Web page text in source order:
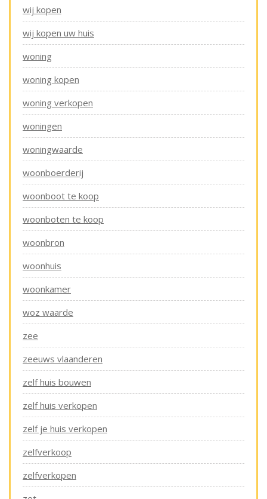
wij kopen
wij kopen uw huis
woning
woning kopen
woning verkopen
woningen
woningwaarde
woonboerderij
woonboot te koop
woonboten te koop
woonbron
woonhuis
woonkamer
woz waarde
zee
zeeuws vlaanderen
zelf huis bouwen
zelf huis verkopen
zelf je huis verkopen
zelfverkoop
zelfverkopen